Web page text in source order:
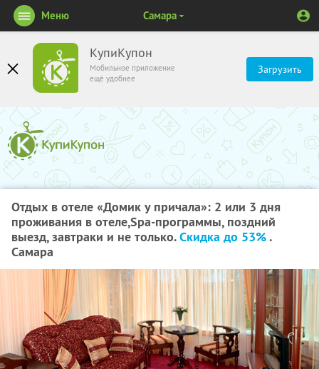
КупиКупон
Мобильное приложение
ещё удобнее
Загрузить
Меню Самара
Отдых в отеле «Домик у причала»: 2 или 3 дня
проживания в отеле,Spa-программы, поздний
выезд, завтраки и не только.Скидка до 53%.
Самара